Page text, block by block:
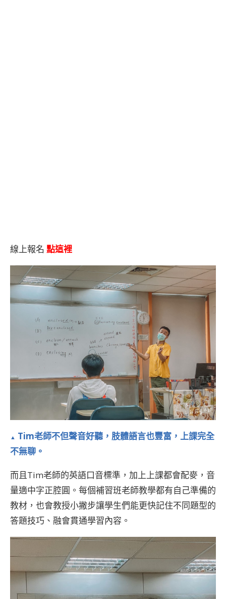
線上報名 點這裡
▲
Tim老師不但聲音好聽，肢體語言也豐富，上課完全
不無聊。
而且Tim老師的英語口音標準，加上上課都會配麥，音
量適中字正腔圓。每個補習班老師教學都有自己準備的
教材，也會教授小撇步讓學生們能更快記住不同題型的
答題技巧、融會貫通學習內容。